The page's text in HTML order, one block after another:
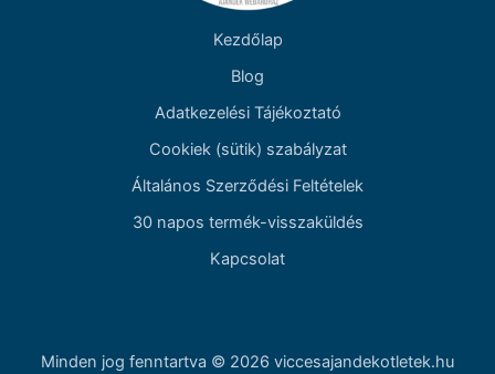
Kezdőlap
Blog
Adatkezelési Tájékoztató
Cookiek (sütik) szabályzat
Általános Szerződési Feltételek
30 napos termék-visszaküldés
Kapcsolat
Minden jog fenntartva © 2026 viccesajandekotletek.hu